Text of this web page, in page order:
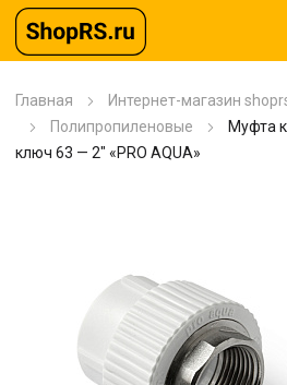
Главная Интернет-магазин
Полипропиленовые
Муфта
ключ 63 — 2″ «PRO AQUA»